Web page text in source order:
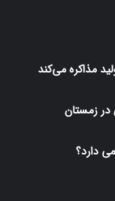
مذاکره می‌کند
زمستان
دارد؟